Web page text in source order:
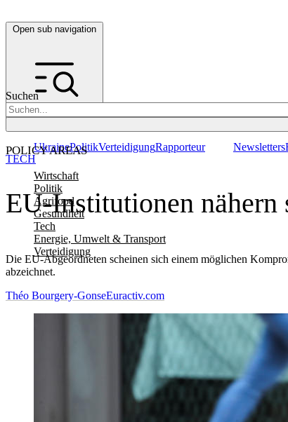
Open sub navigation
Suchen
POLICY AREAS
Wirtschaft
Politik
Agrifood
Gesundheit
Tech
Energie, Umwelt & Transport
Verteidigung
UkrainePolitikVerteidigungRapporteur Newsletters
EU-Institutionen
Die EU-Abgeordneten scheinen sich einem möglichen
abzeichnet.
TECH
Théo Bourgery-GonseEuractiv.com